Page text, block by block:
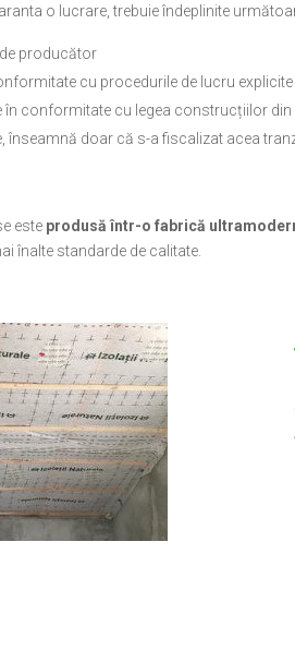
o lucrare, trebuie îndeplinite
producător
cu procedurile de lucru
în conformitate cu legea construcțiilor
înseamnă doar că s-a fiscalizat acea
este produsă într-o fabrică
înalte standarde de calitate.